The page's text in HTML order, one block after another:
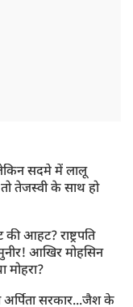
सदमे में लालू
तेजस्वी के साथ हो
आहट? राष्ट्रपति
आखिर मोहसिन
मोहरा?
सरकार...जैश के